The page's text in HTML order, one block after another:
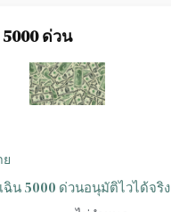
ด่วน
ฉิน 5000 ด่วนอนุมัติไวได้จริง